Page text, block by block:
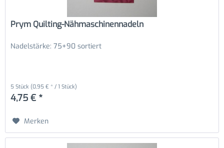
Prym Quilting-Nähmaschinennadeln
Nadelstärke: 75+90 sortiert
5 Stück (0,95 € * / 1 Stück)
4,75 € *
Merken